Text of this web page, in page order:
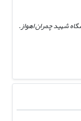
شهید چمران اهواز.